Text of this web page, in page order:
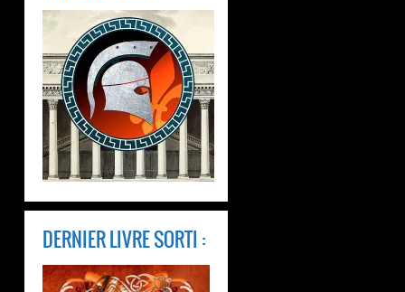
DERNIER LIVRE SORTI :